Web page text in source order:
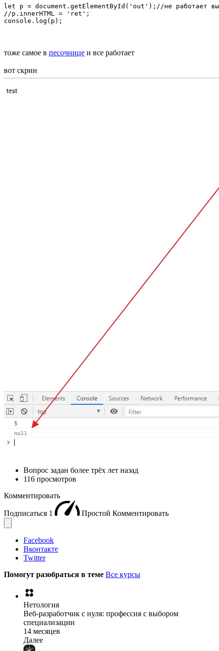
let p = document.getElementById('out');//не работает
//p.innerHTML = 'ret';
console.log(p);
тоже самое в песочнице и все работает
вот скрин
Вопрос задан более трёх лет назад
116 просмотров
Комментировать
Подписаться 1 Простой Комментировать
Facebook
Вконтакте
Twitter
Помогут разобраться в теме Все курсы
Нетология
Веб-разработчик с нуля: профессия с выбором
специализации
14 месяцев
Далее